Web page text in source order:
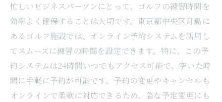
忙しいビジネスパーソンにとって、ゴルフの練習時間を
効率よく確保することは大切です。東京都中央区月島に
あるゴルフ施設では、オンライン予約システムを活用し
てスムーズに練習の時間を設定できます。特に、この予
約システムは24時間いつでもアクセス可能で、空いた時
間に手軽に予約が可能です。予約の変更やキャンセルも
オンラインで柔軟に対応できるため、急な予定変更にも